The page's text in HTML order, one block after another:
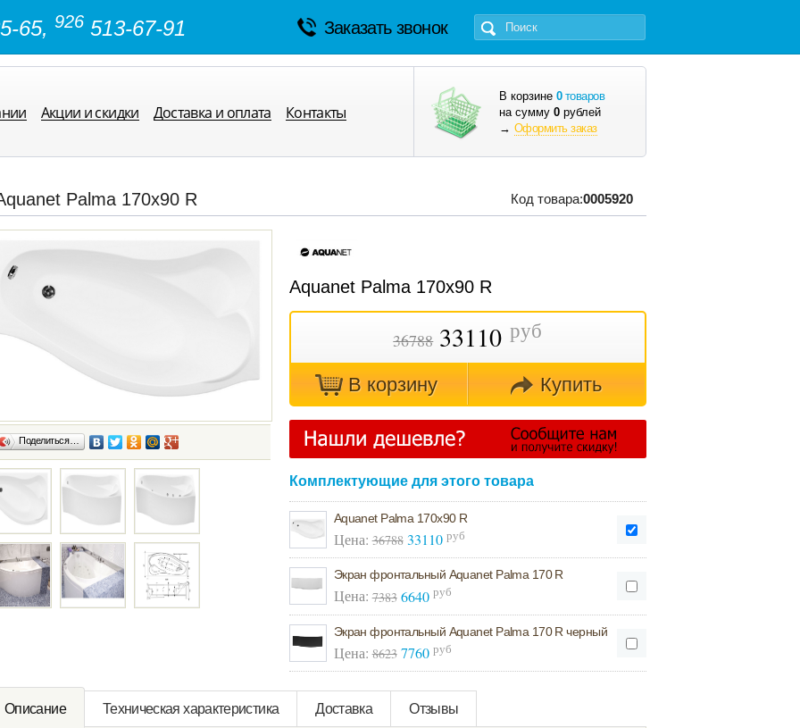
65, 926 513-67-91 Заказать звонок
В корзине 0товаров
на сумму 0 рублей
→ Оформить заказ
Акции и скидки Доставка и оплата Контакты
Palma 170x90 R Код товара:0005920
Поделиться…
Aquanet Palma 170x90 R
36788 33110 руб
В кoрзину Купить
Комплектующие для этого товара
Aquanet Palma 170x90 R
Цена:3678833110 руб
Экран фронтальный Aquanet Palma 170 R
Цена:73836640 руб
Экран фронтальный Aquanet Palma 170 R черный
Цена:86237760 руб
Oписание Техническая характeристика Доставка Отзывы